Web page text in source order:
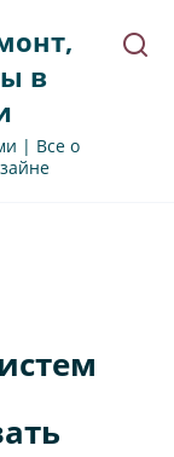
в
| Все о